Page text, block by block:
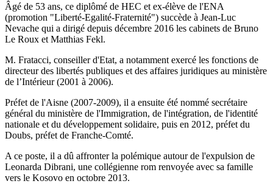
Âgé de 53 ans, ce diplômé de HEC et ex-élève de l'ENA
(promotion "Liberté-Egalité-Fraternité") succède à Jean-Luc
Nevache qui a dirigé depuis décembre 2016 les cabinets de Bruno
Le Roux et Matthias Fekl.
M. Fratacci, conseiller d'Etat, a notamment exercé les fonctions de
directeur des libertés publiques et des affaires juridiques au ministère
de l’Intérieur (2001 à 2006).
Préfet de l'Aisne (2007-2009), il a ensuite été nommé secrétaire
général du ministère de l'Immigration, de l'intégration, de l'identité
nationale et du développement solidaire, puis en 2012, préfet du
Doubs, préfet de Franche-Comté.
A ce poste, il a dû affronter la polémique autour de l'expulsion de
Leonarda Dibrani, une collégienne rom renvoyée avec sa famille
vers le Kosovo en octobre 2013.